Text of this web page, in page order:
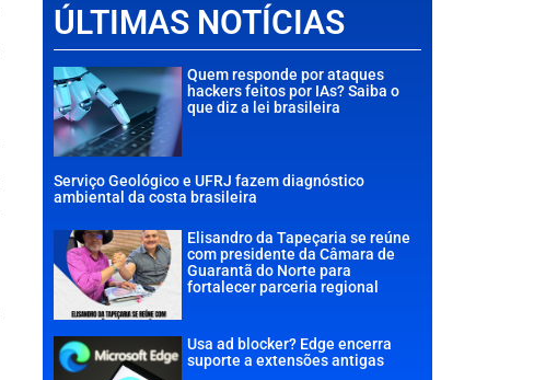
ÚLTIMAS NOTÍCIAS
Quem responde por ataques
hackers feitos por IAs? Saiba o
que diz a lei brasileira
Serviço Geológico e UFRJ fazem diagnóstico
ambiental da costa brasileira
Elisandro da Tapeçaria se reúne
com presidente da Câmara de
Guarantã do Norte para
fortalecer parceria regional
Usa ad blocker? Edge encerra
suporte a extensões antigas